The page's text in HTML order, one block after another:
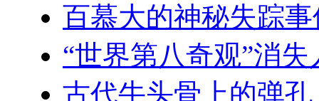
百慕大的神秘失踪事
“世界第八奇观”消失
古代牛头骨上的弹孔